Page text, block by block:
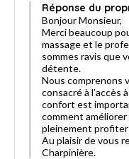
Réponse du
Bonjour Monsieur,
Merci beaucoup
massage et le
sommes ravis que
détente.
Nous comprenons
consacré à l’accès
confort est
comment
pleinement
Au plaisir de vous
Charpinière.